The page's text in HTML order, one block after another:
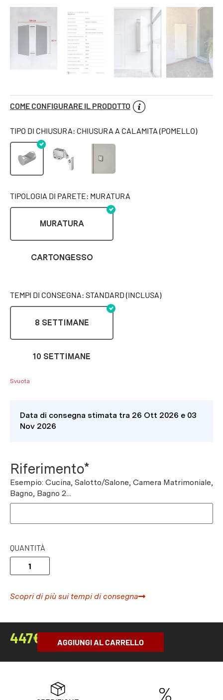
COME CONFIGURARE IL PRODOTTO
TIPO DI CHIUSURA: CHIUSURA A CALAMITA (POMELLO)
TIPOLOGIA DI PARETE: MURATURA
MURATURA
CARTONGESSO
TEMPI DI CONSEGNA: STANDARD (INCLUSA)
8 SETTIMANE
10 SETTIMANE
Svuota
Data di consegna stimata tra 26 Ott 2026 e 03
Nov 2026
Riferimento*
Esempio: Cucina, Salotto/Salone, Camera Matrimoniale,
Bagno, Bagno 2...
QUANTITÀ
Scopri di più sui tempi di consegna
447€ AGGIUNGI AL CARRELLO